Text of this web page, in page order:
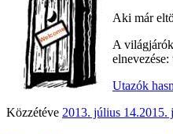
Aki már
A
Utazók
Közzétéve 2013. július 14.2015.